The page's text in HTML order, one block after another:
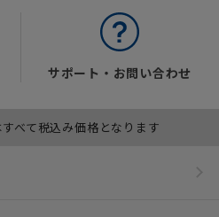
サポート・お問い合わせ
べて税込み価格となります